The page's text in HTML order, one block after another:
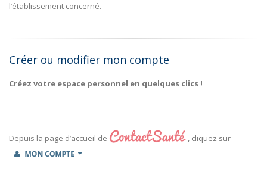
l’établissement concerné.
Créer ou modifier mon compte
Créez votre espace personnel en quelques clics !
Depuis la page d’accueil de , cliquez sur